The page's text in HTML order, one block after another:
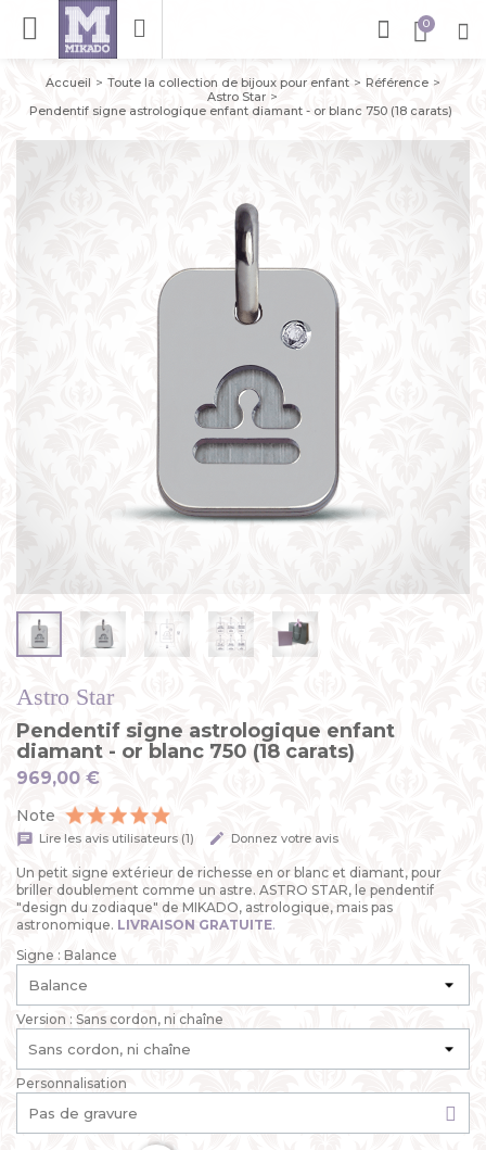
Accueil Toute la collection de bijoux pour enfant
Référence
Astro Star
Pendentif signe astrologique enfant diamant - or blanc 750 (18 carats)
Astro Star
Pendentif signe astrologique enfant
diamant - or blanc 750 (18 carats)
969,00 €
Note
Lire les avis utilisateurs (1) Donnez votre avis
Un petit signe extérieur de richesse en or blanc et diamant, pour
briller doublement comme un astre. ASTRO STAR, le pendentif
"design du zodiaque" de MIKADO, astrologique, mais pas
astronomique. LIVRAISON GRATUITE.
Signe : Balance
Version : Sans cordon, ni chaîne
Personnalisation